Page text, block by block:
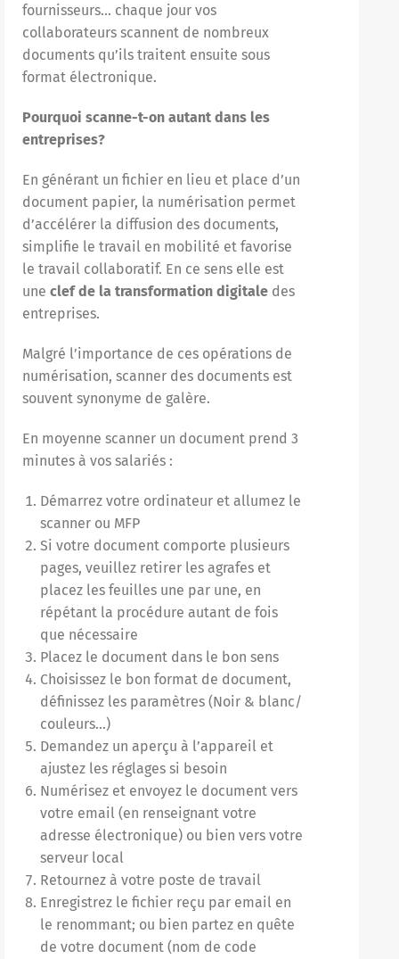
fournisseurs… chaque jour vos
collaborateurs scannent de nombreux
documents qu’ils traitent ensuite sous
format électronique.
Pourquoi scanne-t-on autant dans les
entreprises?
En générant un fichier en lieu et place d’un
document papier, la numérisation permet
d’accélérer la diffusion des documents,
simplifie le travail en mobilité et favorise
le travail collaboratif. En ce sens elle est
une clef de la transformation digitale des
entreprises.
Malgré l’importance de ces opérations de
numérisation, scanner des documents est
souvent synonyme de galère.
En moyenne scanner un document prend 3
minutes à vos salariés :
Démarrez votre ordinateur et allumez le
scanner ou MFP
Si votre document comporte plusieurs
pages, veuillez retirer les agrafes et
placez les feuilles une par une, en
répétant la procédure autant de fois
que nécessaire
Placez le document dans le bon sens
Choisissez le bon format de document,
définissez les paramètres (Noir & blanc/
couleurs…)
Demandez un aperçu à l’appareil et
ajustez les réglages si besoin
Numérisez et envoyez le document vers
votre email (en renseignant votre
adresse électronique) ou bien vers votre
serveur local
Retournez à votre poste de travail
Enregistrez le fichier reçu par email en
le renommant; ou bien partez en quête
de votre document (nom de code